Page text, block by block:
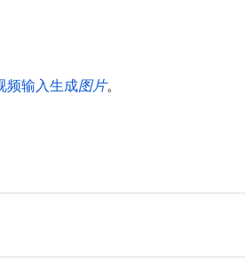
频输入生成图片。